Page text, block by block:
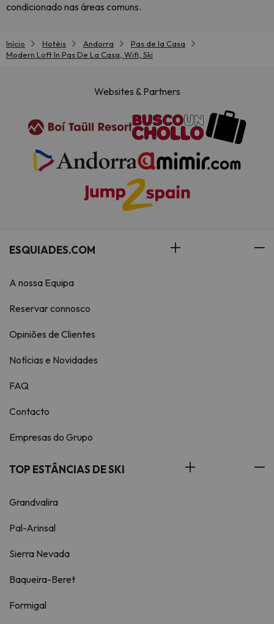
condicionado nas áreas comuns.
Início Hotéis Andorra
Pas de la Casa
Modern Loft In Pas De La Casa, Wifi, Ski
Websites & Partners
ESQUIADES.COM
A nossa Equipa
Reservar connosco
Opiniões de Clientes
Notícias e Novidades
FAQ
Contacto
Empresas do Grupo
TOP ESTÂNCIAS DE SKI
Grandvalira
Pal-Arinsal
Sierra Nevada
Baqueira-Beret
Formigal